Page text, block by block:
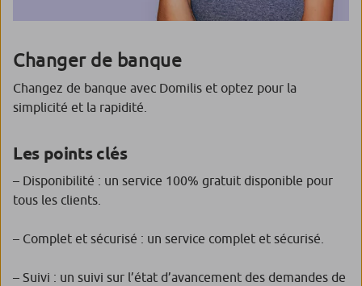
Changer de banque
Changez de banque avec Domilis et optez pour la
simplicité et la rapidité.
Les points clés
– Disponibilité : un service 100% gratuit disponible pour
tous les clients.
– Complet et sécurisé : un service complet et sécurisé.
– Suivi : un suivi sur l’état d’avancement des demandes de